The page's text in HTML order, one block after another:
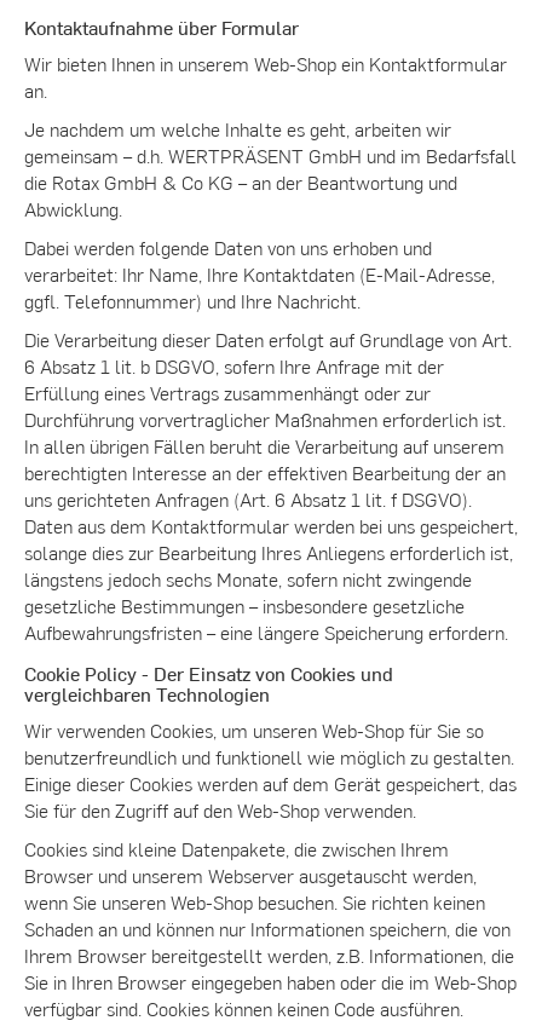
Kontaktaufnahme über Formular
Wir bieten Ihnen in unserem Web-Shop ein Kontaktformular
an.
Je nachdem um welche Inhalte es geht, arbeiten wir
gemeinsam – d.h. WERTPRÄSENT GmbH und im Bedarfsfall
die Rotax GmbH & Co KG – an der Beantwortung und
Abwicklung.
Dabei werden folgende Daten von uns erhoben und
verarbeitet: Ihr Name, Ihre Kontaktdaten (E-Mail-Adresse,
ggfl. Telefonnummer) und Ihre Nachricht.
Die Verarbeitung dieser Daten erfolgt auf Grundlage von Art.
6 Absatz 1 lit. b DSGVO, sofern Ihre Anfrage mit der
Erfüllung eines Vertrags zusammenhängt oder zur
Durchführung vorvertraglicher Maßnahmen erforderlich ist.
In allen übrigen Fällen beruht die Verarbeitung auf unserem
berechtigten Interesse an der effektiven Bearbeitung der an
uns gerichteten Anfragen (Art. 6 Absatz 1 lit. f DSGVO).
Daten aus dem Kontaktformular werden bei uns gespeichert,
solange dies zur Bearbeitung Ihres Anliegens erforderlich ist,
längstens jedoch sechs Monate, sofern nicht zwingende
gesetzliche Bestimmungen – insbesondere gesetzliche
Aufbewahrungsfristen – eine längere Speicherung erfordern.
Cookie Policy - Der Einsatz von Cookies und
vergleichbaren Technologien
Wir verwenden Cookies, um unseren Web-Shop für Sie so
benutzerfreundlich und funktionell wie möglich zu gestalten.
Einige dieser Cookies werden auf dem Gerät gespeichert, das
Sie für den Zugriff auf den Web-Shop verwenden.
Cookies sind kleine Datenpakete, die zwischen Ihrem
Browser und unserem Webserver ausgetauscht werden,
wenn Sie unseren Web-Shop besuchen. Sie richten keinen
Schaden an und können nur Informationen speichern, die von
Ihrem Browser bereitgestellt werden, z.B. Informationen, die
Sie in Ihren Browser eingegeben haben oder die im Web-Shop
verfügbar sind. Cookies können keinen Code ausführen.